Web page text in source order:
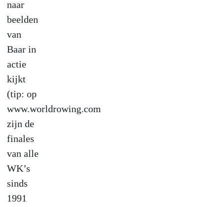
naar
beelden
van
Baar in
actie
kijkt
(tip: op
www.worldrowing.com
zijn de
finales
van alle
WK’s
sinds
1991